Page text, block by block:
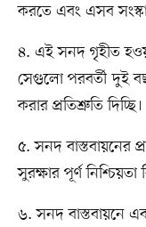
করতে এবং এসব
৪. এই সনদ গৃহীত
সেগুলো পরবর্তী দুই
করার প্রতিশ্রুতি দিচ্ছি।
৫. সনদ বাস্তবায়নের
সুরক্ষার পূর্ণ নিশ্চিয়তা
৬. সনদ বাস্তবায়নে